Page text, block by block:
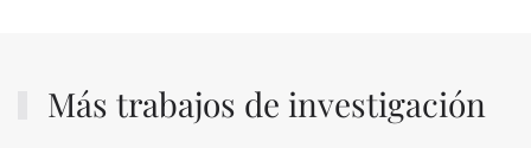
Más trabajos de investigación